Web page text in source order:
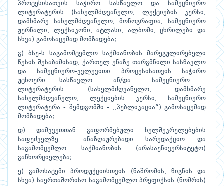
პროცესისათვის საჭირო სასწავლო და სამეცნიერო
ლიტერატურის (სახელმძღვანელო, ლექციების კურსი,
დამხმარე სახელმძღვანელო, მონოგრაფია, სამეცნიერო
ჟურნალი, ლექსიკონი, ატლასი, ალბომი, ცხრილები და
სხვა) გამოსაცემად მომზადება;
გ) ბსუ-ს საგამომცემლო საქმიანობის მარეგულირებელი
წესის შესაბამისად, ქართულ ენაზე თარგმნილი სასწავლო
და სამეცნიერო-კვლევითი პროცესისათვის საჭირო
უცხოური სასწავლო ან/და სამეცნიერო
ლიტერატურის (სახელმძღვანელო, დამხმარე
სახელმძღვანე­ლო, ლექციების კურსი, სამეცნიერო
ლიტერატურა - შემდგომში - ,,პუბლიკაცია“) გამოსაცემად
მომზადება;
დ) დამკვეთთან გაფორმებული ხელშეკრულებების
საფუძველზე ანაზღაურებადი სარედაქციო და
საგამომცემლო საქმიანობის (არასაუნივერსიტეტო)
განხორციელება;
ე) გამოსაცემი პროდუქციისთვის (ნაშრომის, წიგნის და
სხვა) საერთაშორისო საგამომცემლო პრეფიქსის (ნომრის)